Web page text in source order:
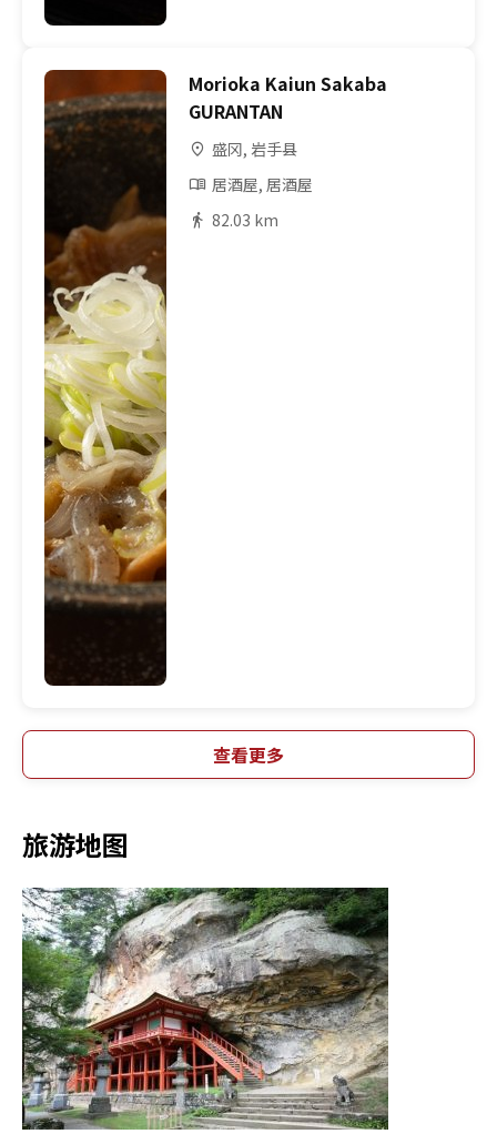
Morioka Kaiun Sakaba
GURANTAN
盛冈, 岩手县
居酒屋, 居酒屋
82.03 km
查看更多
旅游地图